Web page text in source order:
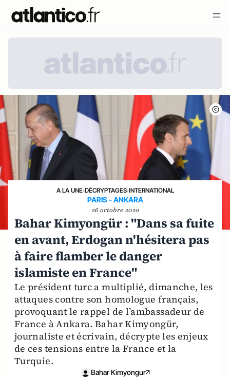
A LA UNE›DÉCRYPTAGES›INTERNATIONAL
PARIS - ANKARA
26 octobre 2020
Bahar Kimyongür : "Dans sa fuite
en avant, Erdogan n'hésitera pas
à faire flamber le danger
islamiste en France"
Le président turc a multiplié, dimanche, les
attaques contre son homologue français,
provoquant le rappel de l’ambassadeur de
France à Ankara. Bahar Kimyongür,
journaliste et écrivain, décrypte les enjeux
de ces tensions entre la France et la
Turquie.
Bahar Kimyongur